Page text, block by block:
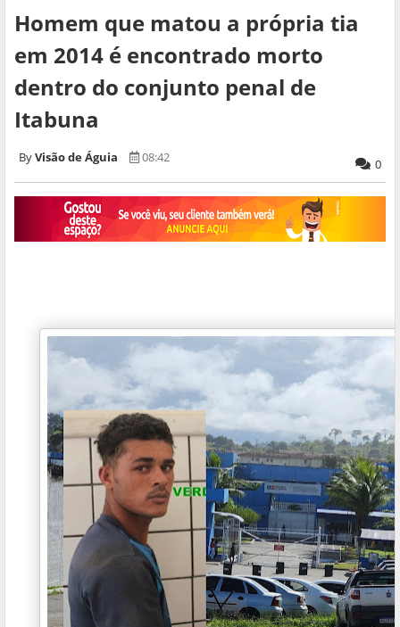
Homem que matou a própria tia
em 2014 é encontrado morto
dentro do conjunto penal de
Itabuna
Visão de Águia 08:42 0